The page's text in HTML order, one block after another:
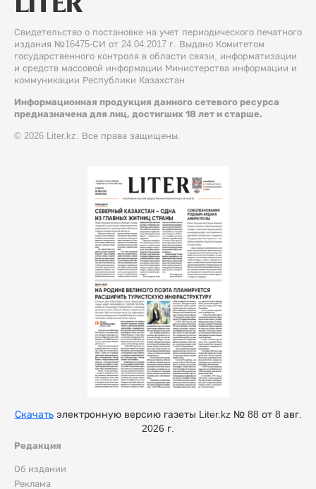
Свидетельство о постановке на учет периодического печатного
издания №16475-СИ от 24.04.2017 г. Выдано Комитетом
государственного контроля в области связи, информатизации
и средств массовой информации Министерства информации и
коммуникации Республики Казахстан.
Информационная продукция данного сетевого ресурса
предназначена для лиц, достигших 18 лет и старше.
© 2026 Liter.kz. Все права защищены.
Редакция
Об издании
Реклама
Скачатьэлектронную версию газеты Liter.kz № 88 от 8 авг.
2026 г.